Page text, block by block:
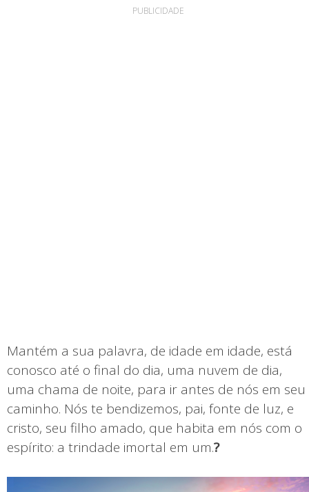
PUBLICIDADE
Mantém a sua palavra, de idade em idade, está
conosco até o final do dia, uma nuvem de dia,
uma chama de noite, para ir antes de nós em seu
caminho. Nós te bendizemos, pai, fonte de luz, e
cristo, seu filho amado, que habita em nós com o
espírito: a trindade imortal em um.?